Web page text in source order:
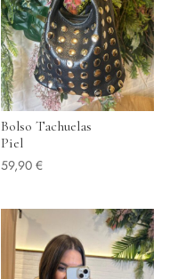
Bolso Tachuelas
Piel
59,90€